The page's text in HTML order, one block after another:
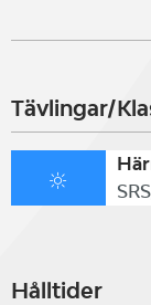
Tävlingar/
Hålltider